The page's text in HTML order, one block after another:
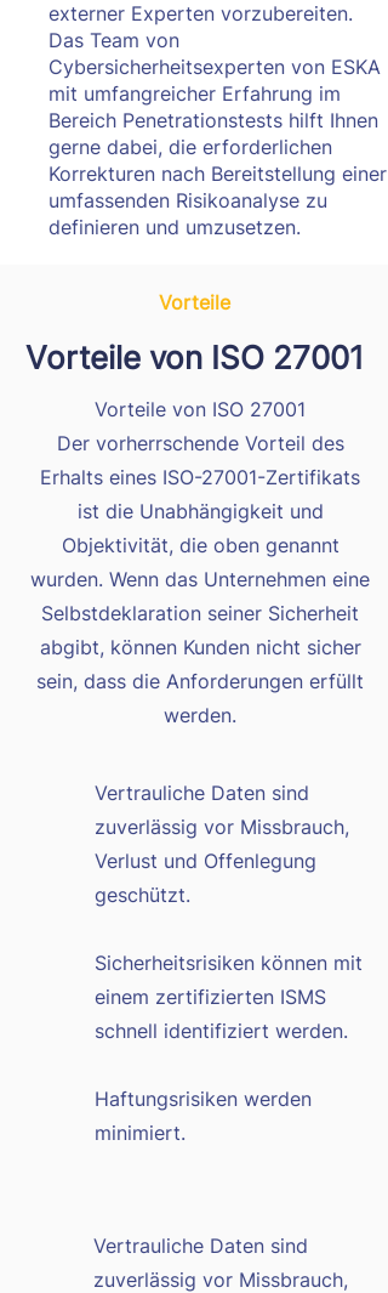
externer Experten vorzubereiten.
Das Team von
Cybersicherheitsexperten von ESKA
mit umfangreicher Erfahrung im
Bereich Penetrationstests hilft Ihnen
gerne dabei, die erforderlichen
Korrekturen nach Bereitstellung einer
umfassenden Risikoanalyse zu
definieren und umzusetzen.
Vorteile
Vorteile von ISO 27001
Vorteile von ISO 27001
Der vorherrschende Vorteil des
Erhalts eines ISO-27001-Zertifikats
ist die Unabhängigkeit und
Objektivität, die oben genannt
wurden. Wenn das Unternehmen eine
Selbstdeklaration seiner Sicherheit
abgibt, können Kunden nicht sicher
sein, dass die Anforderungen erfüllt
werden.
Vertrauliche Daten sind
zuverlässig vor Missbrauch,
Verlust und Offenlegung
geschützt.
Sicherheitsrisiken können mit
einem zertifizierten ISMS
schnell identifiziert werden.
Haftungsrisiken werden
minimiert.
Vertrauliche Daten sind
zuverlässig vor Missbrauch,